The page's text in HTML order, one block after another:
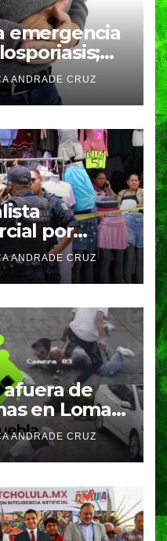
emergencia
en dos
ANDRADE CRUZ
por
a
ANDRADE CRUZ
de
en Lomas
ANDRADE CRUZ